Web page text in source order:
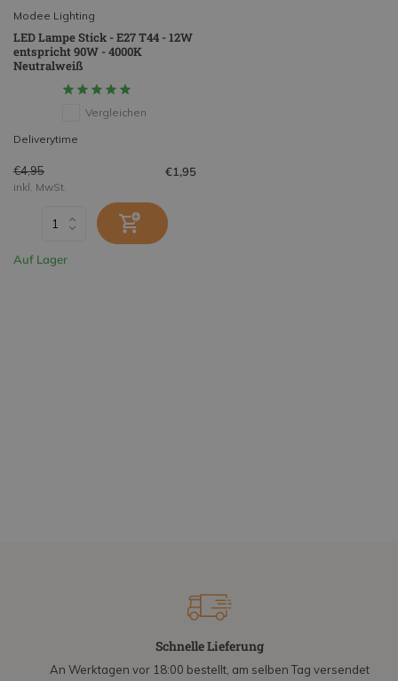
Modee Lighting
LED Lampe Stick - E27 T44 - 12W
entspricht 90W - 4000K
Neutralweiß
Vergleichen
Deliverytime
€4,95 €1,95
inkl. MwSt.
Auf Lager
Schnelle Lieferung
An Werktagen vor 18:00 bestellt, am selben Tag versendet